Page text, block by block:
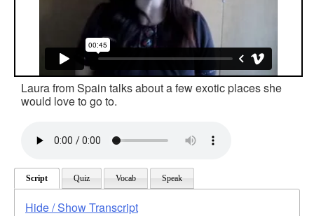
Laura from Spain talks about a few exotic places she
would love to go to.
Script Quiz Vocab Speak
Hide / Show Transcript